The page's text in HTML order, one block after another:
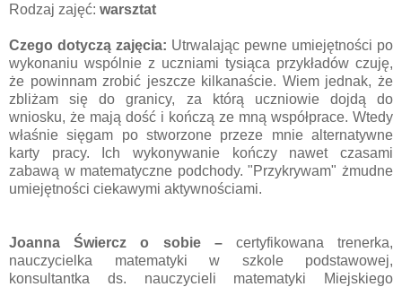
Rodzaj zajęć: warsztat
Czego dotyczą zajęcia: Utrwalając pewne umiejętności po
wykonaniu wspólnie z uczniami tysiąca przykładów czuję,
że powinnam zrobić jeszcze kilkanaście. Wiem jednak, że
zbliżam się do granicy, za którą uczniowie dojdą do
wniosku, że mają dość i kończą ze mną współprace. Wtedy
właśnie sięgam po stworzone przeze mnie alternatywne
karty pracy. Ich wykonywanie kończy nawet czasami
zabawą w matematyczne podchody. "Przykrywam" żmudne
umiejętności ciekawymi aktywnościami.
Joanna Świercz o sobie – certyfikowana trenerka,
nauczycielka matematyki w szkole podstawowej,
konsultantka ds. nauczycieli matematyki Miejskiego